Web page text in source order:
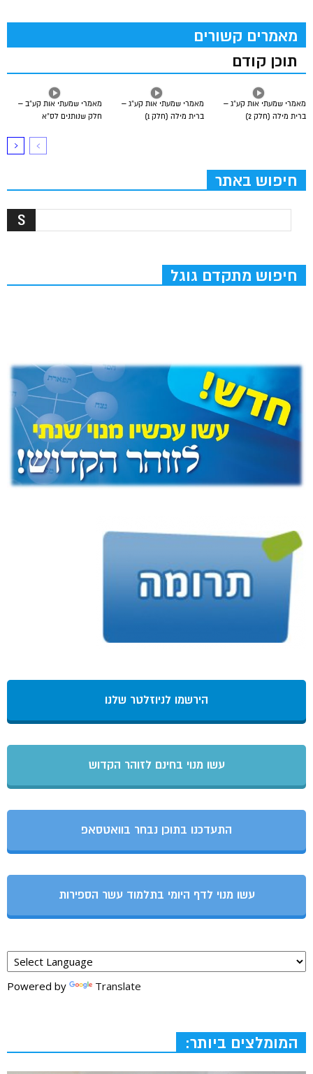
מאמרים קשורים
תוכן קודם
מאמרי שמעתי אות קע”ב –
חלק שנותנים לס”א
מאמרי שמעתי אות קע”ג –
ברית מילה (חלק 1)
מאמרי שמעתי אות קע”ג –
ברית מילה (חלק 2)
חיפוש באתר
חיפוש מתקדם גוגל
הירשמו לניוזלטר שלנו
עשו מנוי בחינם לזוהר הקדוש
התעדכנו בתוכן נבחר בוואטסאפ
עשו מנוי לדף היומי בתלמוד עשר הספירות
Powered by Translate
המומלצים ביותר: